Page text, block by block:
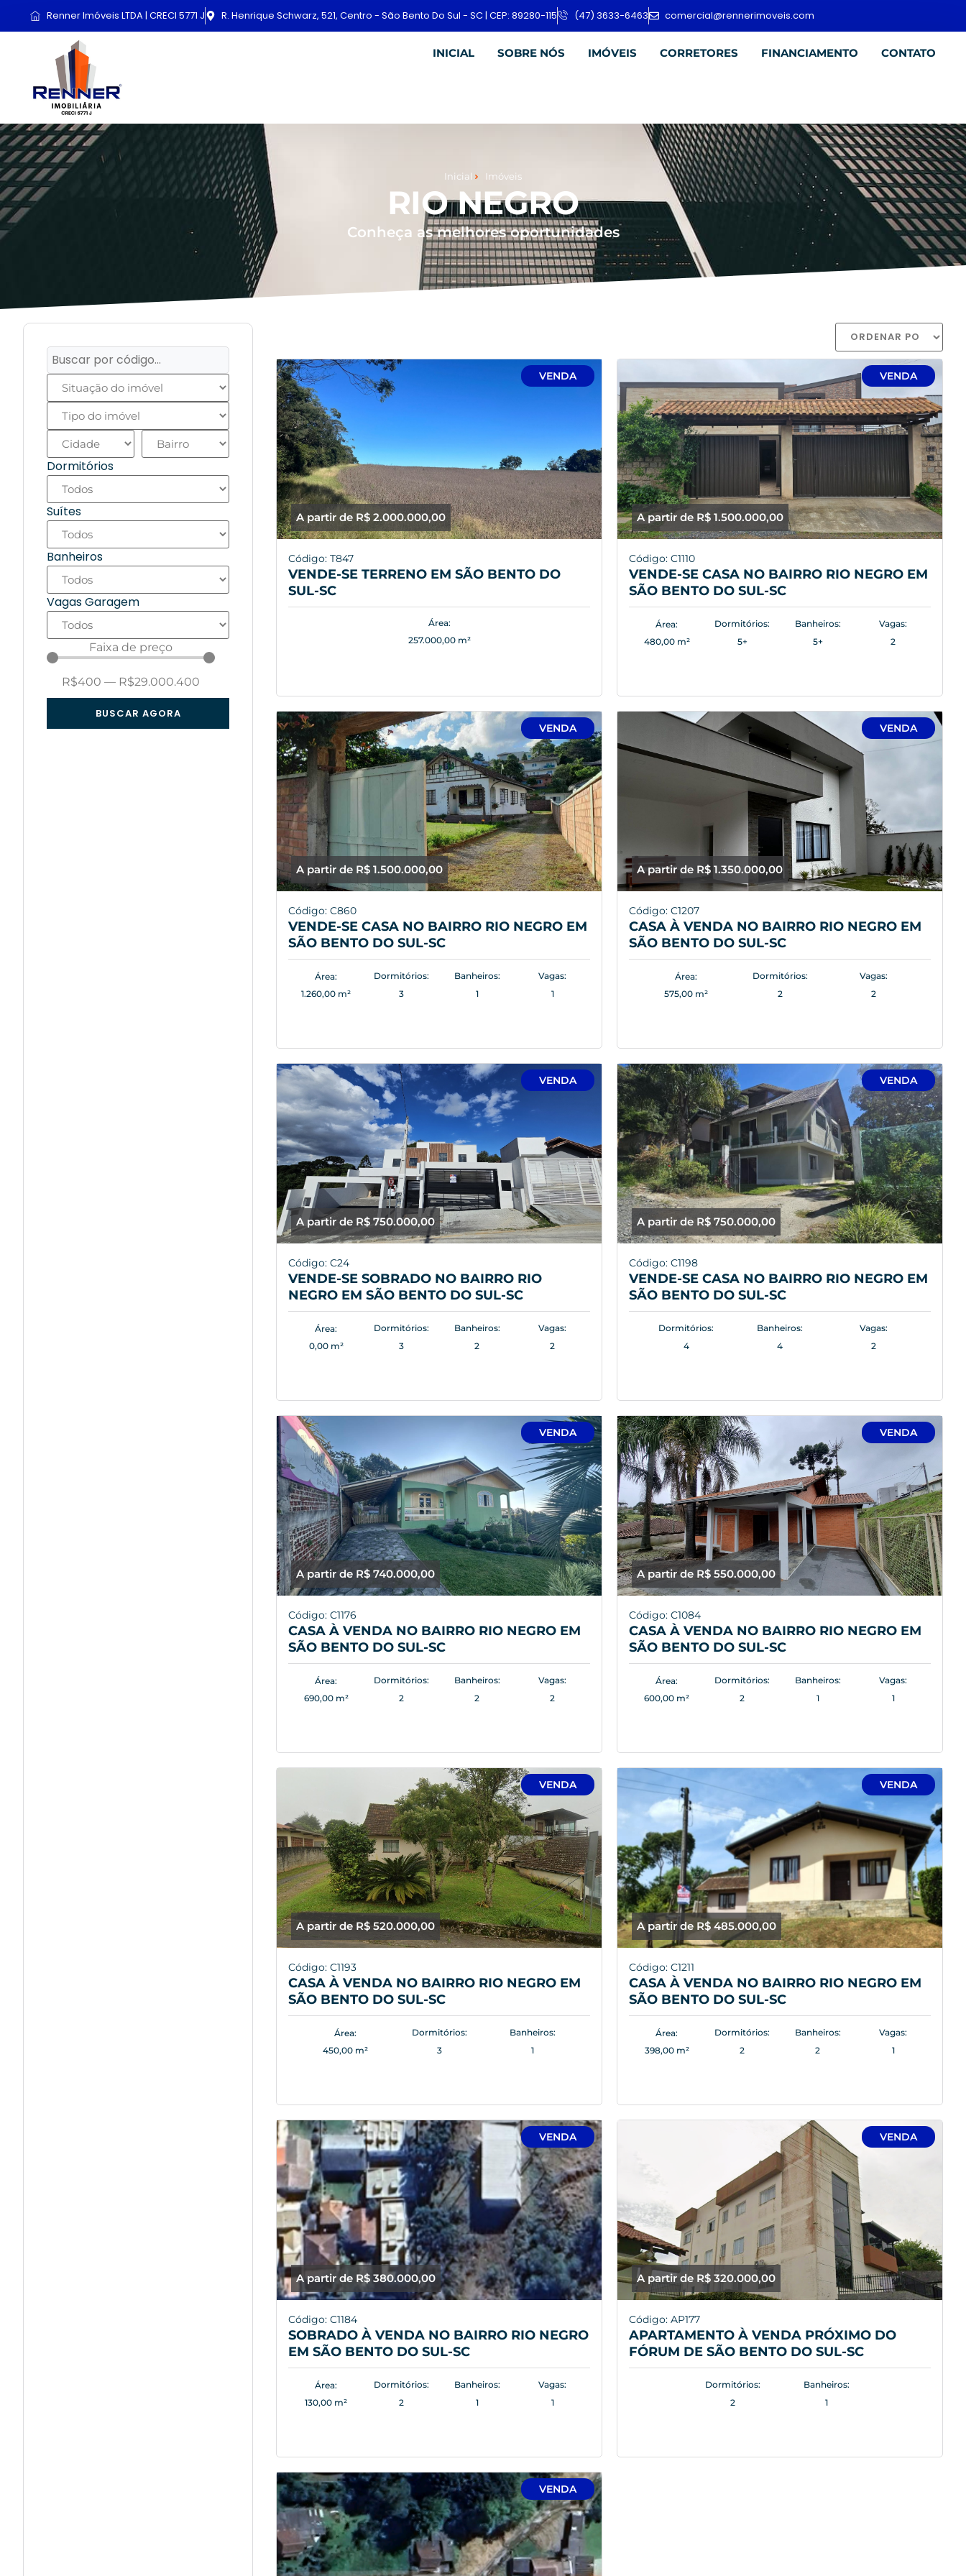
Renner Imóveis LTDA | CRECI 5771 J R. Henrique Schwarz, 521, Centro - São Bento Do Sul - SC | CEP: 89280-115 (47) 3633-6463 comercial@rennerimoveis.com
INICIAL SOBRE NÓS IMÓVEIS CORRETORES FINANCIAMENTO CONTATO
Inicial Imóveis
RIO NEGRO
Conheça as melhores oportunidades
Dormitórios
Suítes
Banheiros
Vagas Garagem
Faixa de preço
R$400 — R$29.000.400
BUSCAR AGORA
A partir de R$ 2.000.000,00
VENDA
Código: T847
VENDE-SE TERRENO EM SÃO BENTO DO
SUL-SC
Área:
257.000,00 m²
A partir de R$ 1.500.000,00
VENDA
Código: C1110
VENDE-SE CASA NO BAIRRO RIO NEGRO EM
SÃO BENTO DO SUL-SC
Área:
480,00 m²
Dormitórios:
5+
Banheiros:
5+
Vagas:
2
A partir de R$ 1.500.000,00
VENDA
Código: C860
VENDE-SE CASA NO BAIRRO RIO NEGRO EM
SÃO BENTO DO SUL-SC
Área:
1.260,00 m²
Dormitórios:
3
Banheiros:
1
Vagas:
1
A partir de R$ 1.350.000,00
VENDA
Código: C1207
CASA À VENDA NO BAIRRO RIO NEGRO EM
SÃO BENTO DO SUL-SC
Área:
575,00 m²
Dormitórios:
2
Vagas:
2
A partir de R$ 750.000,00
VENDA
Código: C24
VENDE-SE SOBRADO NO BAIRRO RIO
NEGRO EM SÃO BENTO DO SUL-SC
Área:
0,00 m²
Dormitórios:
3
Banheiros:
2
Vagas:
2
A partir de R$ 750.000,00
VENDA
Código: C1198
VENDE-SE CASA NO BAIRRO RIO NEGRO EM
SÃO BENTO DO SUL-SC
Dormitórios:
4
Banheiros:
4
Vagas:
2
A partir de R$ 740.000,00
VENDA
Código: C1176
CASA À VENDA NO BAIRRO RIO NEGRO EM
SÃO BENTO DO SUL-SC
Área:
690,00 m²
Dormitórios:
2
Banheiros:
2
Vagas:
2
A partir de R$ 550.000,00
VENDA
Código: C1084
CASA À VENDA NO BAIRRO RIO NEGRO EM
SÃO BENTO DO SUL-SC
Área:
600,00 m²
Dormitórios:
2
Banheiros:
1
Vagas:
1
A partir de R$ 520.000,00
VENDA
Código: C1193
CASA À VENDA NO BAIRRO RIO NEGRO EM
SÃO BENTO DO SUL-SC
Área:
450,00 m²
Dormitórios:
3
Banheiros:
1
A partir de R$ 485.000,00
VENDA
Código: C1211
CASA À VENDA NO BAIRRO RIO NEGRO EM
SÃO BENTO DO SUL-SC
Área:
398,00 m²
Dormitórios:
2
Banheiros:
2
Vagas:
1
A partir de R$ 380.000,00
VENDA
Código: C1184
SOBRADO À VENDA NO BAIRRO RIO NEGRO
EM SÃO BENTO DO SUL-SC
Área:
130,00 m²
Dormitórios:
2
Banheiros:
1
Vagas:
1
A partir de R$ 320.000,00
VENDA
Código: AP177
APARTAMENTO À VENDA PRÓXIMO DO
FÓRUM DE SÃO BENTO DO SUL-SC
Dormitórios:
2
Banheiros:
1
VENDA